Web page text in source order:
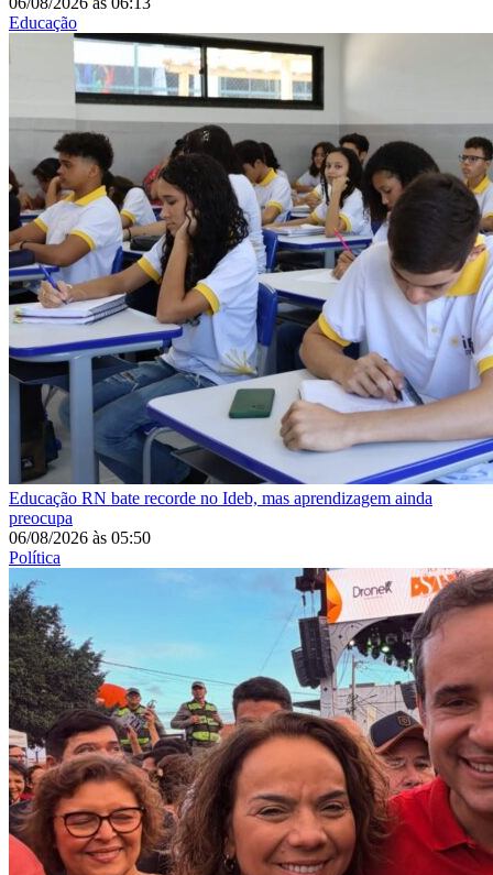
Educação
Educação RN bate recorde no Ideb, mas aprendizagem ainda
preocupa
06/08/2026 às 05:50
Política